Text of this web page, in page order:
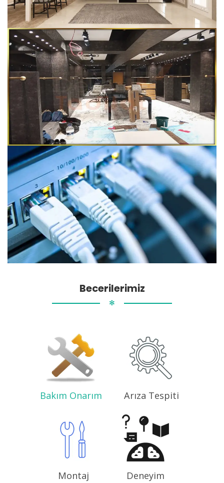
Becerilerimiz
✻
Bakım Onarım Arıza Tespiti
Montaj Deneyim